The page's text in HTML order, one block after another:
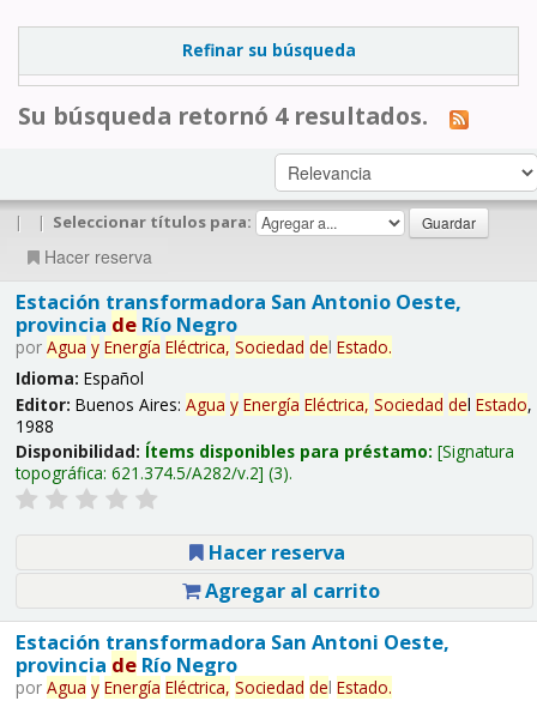
Refinar su búsqueda
Su búsqueda retornó 4 resultados.
| | Seleccionar títulos para:
Hacer reserva
Estación transformadora San Antonio Oeste,
provincia deRío Negro
por Agua y Energía Eléctrica, Sociedad del Estado.
Idioma: Español
Editor: Buenos Aires: Agua y Energía Eléctrica, Sociedad del Estado,
1988
Disponibilidad: Ítems disponibles para préstamo: Signatura
topográfica: 621.374.5/A282/v.2 (3).
Hacer reserva
Agregar al carrito
Estación transformadora San Antoni Oeste,
provincia deRío Negro
por Agua y Energía Eléctrica, Sociedad del Estado.